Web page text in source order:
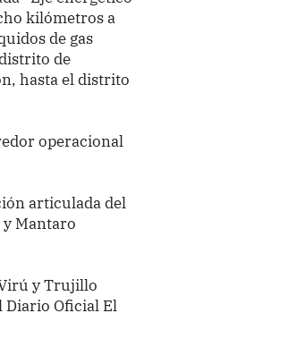
kilómetros a
de gas
de
hasta el distrito
operacional
articulada del
Mantaro
y Trujillo
Diario Oficial El